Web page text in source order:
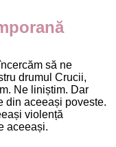
să ne
drumul Crucii,
Ne liniștim. Dar
din aceeași poveste.
violență
aceeași.